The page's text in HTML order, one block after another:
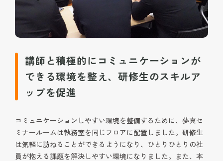
講師と積極的にコミュニケーションが
できる環境を整え、研修生のスキルア
ップを促進
コミュニケーションしやすい環境を整備するために、夢真セ
ミナールームは執務室を同じフロアに配置しました。研修生
は気軽に訪ねることができるようになり、ひとりひとりの社
員が抱える課題を解決しやすい環境になりました。また、本